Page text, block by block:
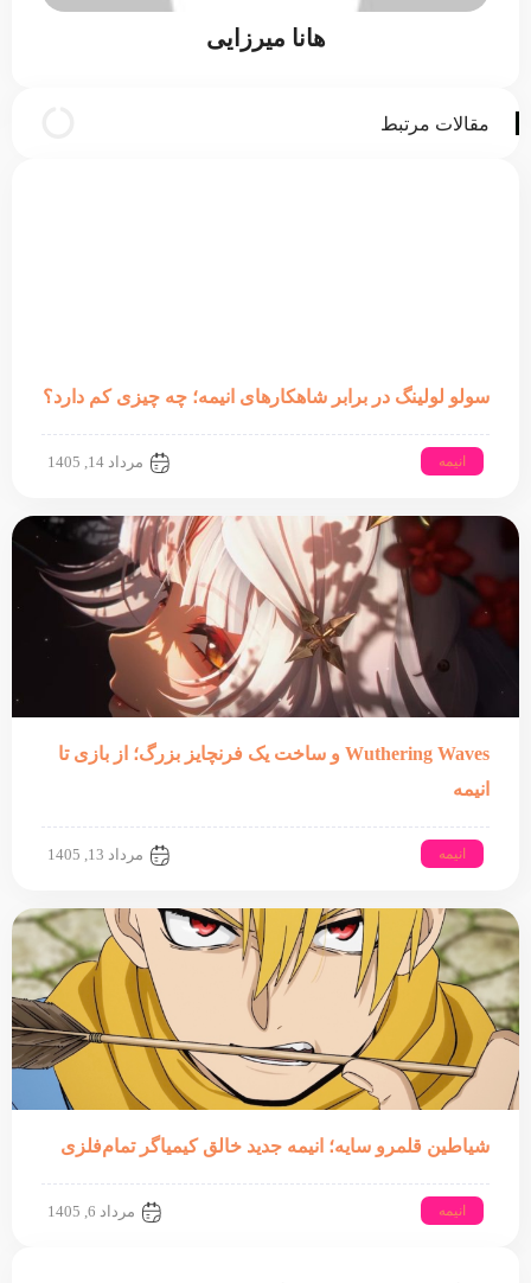
هانا میرزایی
مقالات مرتبط
سولو لولینگ در برابر شاهکارهای انیمه؛ چه چیزی کم دارد؟
انیمه مرداد 14, 1405
Wuthering Waves و ساخت یک فرنچایز بزرگ؛ از بازی تا
انیمه
انیمه مرداد 13, 1405
شیاطین قلمرو سایه؛ انیمه جدید خالق کیمیاگر تمام‌فلزی
انیمه مرداد 6, 1405